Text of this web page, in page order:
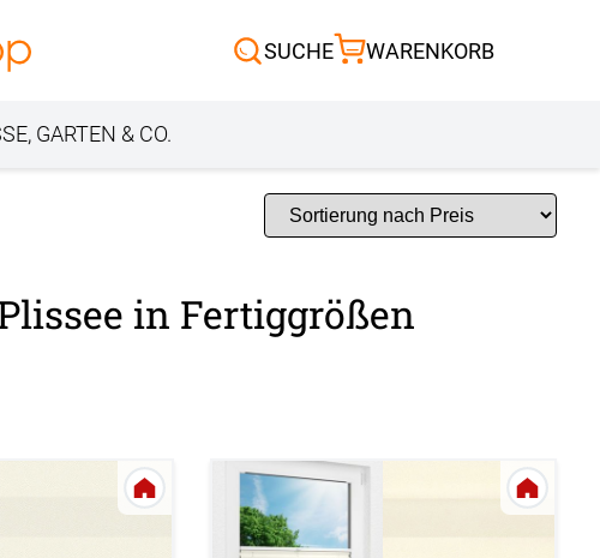
SUCHE WARENKORB
Scheibengardinen
GARTEN & CO.
in Fertiggrößen